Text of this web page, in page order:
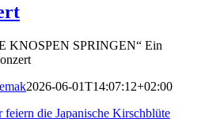
KNOSPEN SPRINGEN“ Ein
2026-06-01T14:07:12+02:00